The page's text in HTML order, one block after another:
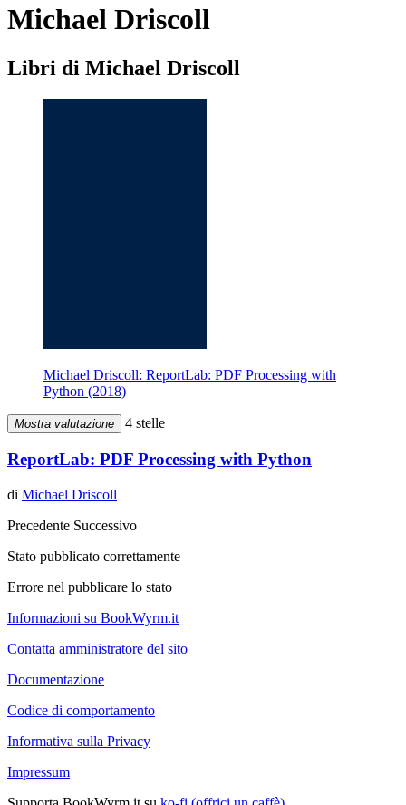
Michael Driscoll
Libri di Michael Driscoll
Michael Driscoll: ReportLab: PDF Processing with
Python (2018)
Mostra valutazione 4 stelle
ReportLab: PDF Processing with Python
di Michael Driscoll
Precedente Successivo
Stato pubblicato correttamente
Errore nel pubblicare lo stato
Informazioni su BookWyrm.it
Contatta amministratore del sito
Documentazione
Codice di comportamento
Informativa sulla Privacy
Impressum